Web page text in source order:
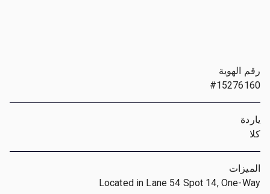
رقم الهوية
#15276160
ياردة
كلا
الميزات
Located in Lane 54 Spot 14, One-Way